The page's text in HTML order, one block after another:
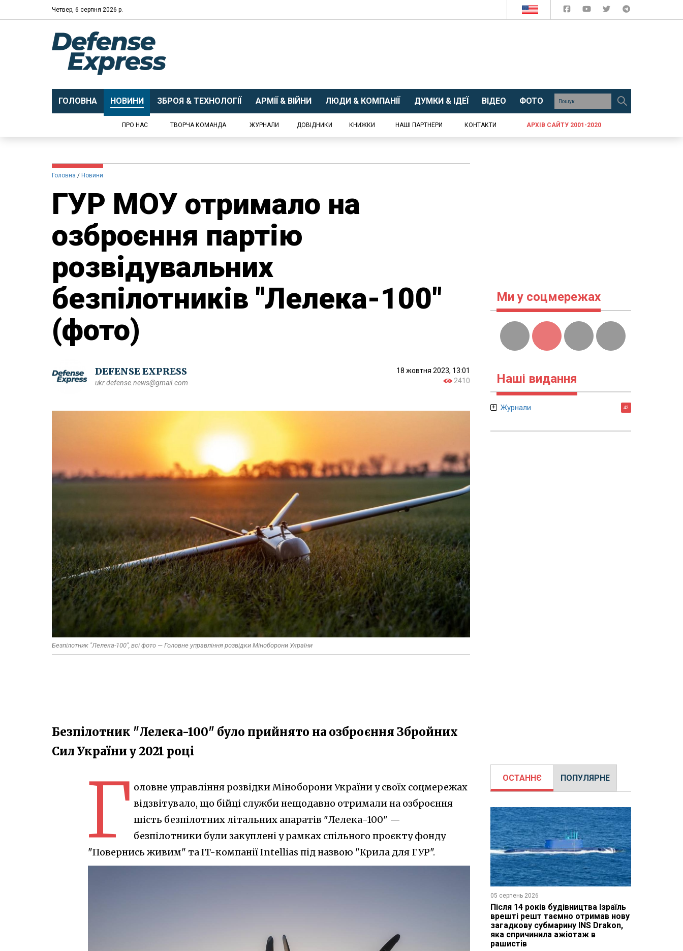
Четвер, 6 серпня 2026 р.
ГОЛОВНА НОВИНИ ЗБРОЯ & ТЕХНОЛОГІЇ АРМІЇ & ВІЙНИ ЛЮДИ & КОМПАНІЇ ДУМКИ & ІДЕЇ ВІДЕО ФОТО
ПРО НАС ТВОРЧА КОМАНДА ЖУРНАЛИ ДОВІДНИКИ КНИЖКИ НАШІ ПАРТНЕРИ КОНТАКТИ АРХІВ САЙТУ 2001-2020
Головна Новини
ГУР МОУ отримало на
озброєння партію
розвідувальних
безпілотників "Лелека-100"
(фото)
DEFENSE EXPRESS
ukr.defense.news@gmail.com
18 жовтня 2023, 13:01
2410
Безпілотник "Лелека-100", всі фото — Головне управління розвідки Міноборони України
Безпілотник "Лелека-100" було прийнято на озброєння Збройних
Сил України у 2021 році
Г оловне управління розвідки Міноборони України у своїх соцмережах
відзвітувало, що бійці служби нещодавно отримали на озброєння
шість безпілотних літальних апаратів "Лелека-100" —
безпілотники були закуплені у рамках спільного проєкту фонду
"Повернись живим" та IT-компанії Intellias під назвою "Крила для ГУР".
Ми у соцмережах
Наші видання
Журнали 42
ОСТАННЄ ПОПУЛЯРНЕ
05 серпень 2026
Після 14 років будівництва Ізраїль
врешті решт таємно отримав нову
загадкову субмарину INS Drakon,
яка спричинила ажіотаж в
рашистів